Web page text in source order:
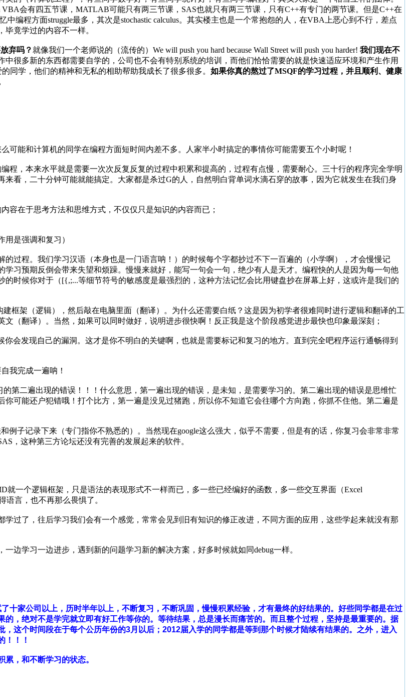
会有四五节课，MATLAB可能只有两三节课，SAS也就只有两三节课，只有C++有专门的两节课。但是C++在
编程方面struggle最多，其次是stochastic calculus。其实楼主也是一个常抱怨的人，在VBA上恶心到不行，差点
竟学过的内容不一样。
弃吗？ 就像我们一个老师说的（流传的）We will push you hard because Wall Street will push you harder! 我们现在不
中很多新的东西都需要自学的，公司也不会有特别系统的培训，而他们恰恰需要的就是快速适应环境和产生作用
同学，他们的精神和无私的相助帮助我成长了很多很多。 如果你真的熬过了MSQF的学习过程，并且顺利、健康
可能和计算机的同学在编程方面短时间内差不多。人家半小时搞定的事情你可能需要五个小时呢！
程，本来水平就是需要一次次反复反复的过程中积累和提高的，过程有点慢，需要耐心。三十行的程序完全学明
看，二十分钟可能就能搞定。大家都是杀过G的人，自然明白背单词水滴石穿的故事，因为它就发生在我们身
容在于思考方法和思维方式，不仅仅只是知识的内容而已；
是强调和复习）
程。我们学习汉语（本身也是一门语言呐！）的时候每个字都抄过不下一百遍的（小学啊），才会慢慢记
习预期反倒会带来失望和烦躁。慢慢来就好，能写一句会一句，绝少有人是天才。编程快的人是因为每一句他
时候你对于（[{,;...等细节符号的敏感度是最强烈的，这种方法记忆会比用键盘抄在屏幕上好，这或许是我们的
架（逻辑），然后敲在电脑里面（翻译）。为什么还需要白纸？这是因为初学者很难同时进行逻辑和翻译的工
（翻译）。当然，如果可以同时做好，说明进步很快啊！反正我是这个阶段感觉进步最快也印象最深刻；
会发现自己的漏洞。这才是你不明白的关键啊，也就是需要标记和复习的地方。直到完全吧程序运行通畅得到
我完成一遍呐！
第二遍出现的错误！！！什么意思，第一遍出现的错误，是未知，是需要学习的。第二遍出现的错误是思维忙
可能还户犯错哦！打个比方，第一遍是没见过猪跑，所以你不知道它会往哪个方向跑，你抓不住他。第二遍是
例子记录下来（专门指你不熟悉的）。当然现在google这么强大，似乎不需要，但是有的话，你复习会非常非常
，这种第三方论坛还没有完善的发展起来的软件。
就一个逻辑框架，只是语法的表现形式不一样而已，多一些已经编好的函数，多一些交互界面（Excel
语言，也不再那么畏惧了。
学过了，往后学习我们会有一个感觉，常常会见到旧有知识的修正改进，不同方面的应用，这些学起来就没有那
边学习一边进步，遇到新的问题学习新的解决方案，好多时候就如同debug一样。
十家公司以上，历时半年以上，不断复习，不断巩固，慢慢积累经验，才有最终的好结果的。好些同学都是在过
，绝对不是学完就立即有好工作等你的。 等待结果，总是漫长而痛苦的。 而且整个过程，坚持是最重要的。 据
这个时间段在于每个公历年份的3月以后；2012届入学的同学都是等到那个时候才陆续有结果的。之外， 进入
！！！
，和不断学习的状态。